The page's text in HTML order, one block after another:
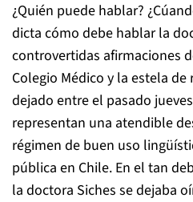
¿Quién puede hablar?
dicta cómo debe hablar la
controvertidas afirmaciones
Colegio Médico y la estela de
dejado entre el pasado
representan una atendible
régimen de buen uso
pública en Chile. En el tan
la doctora Siches se dejaba